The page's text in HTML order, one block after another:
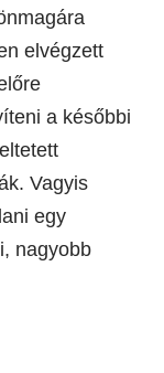
elvégzett
a későbbi
Vagyis
egy
nagyobb